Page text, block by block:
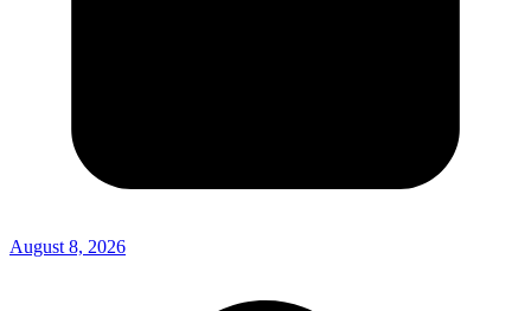
August 8, 2026